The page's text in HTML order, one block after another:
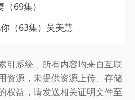
69集）
（63集）吴美慧
引系统，所有内容均来自互联
资源，未提供资源上传、存储
权益，请发送相关证明文件至